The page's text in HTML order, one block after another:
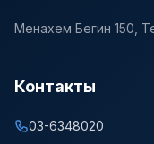
Менахем Бегин 150,
Контакты
03-6348020